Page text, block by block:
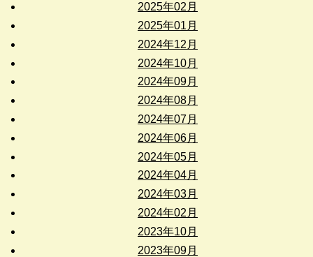
2025年02月
2025年01月
2024年12月
2024年10月
2024年09月
2024年08月
2024年07月
2024年06月
2024年05月
2024年04月
2024年03月
2024年02月
2023年10月
2023年09月